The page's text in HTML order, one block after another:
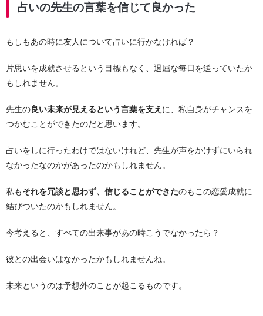
占いの先生の言葉を信じて良かった
もしもあの時に友人について占いに行かなければ？
片思いを成就させるという目標もなく、退屈な毎日を送っていたか
もしれません。
先生の良い未来が見えるという言葉を支え に、私自身がチャンスを
つかむことができたのだと思います。
占いをしに行ったわけではないけれど、先生が声をかけずにいられ
なかったなのかがあったのかもしれません。
私もそれを冗談と思わず、信じることができたのもこの恋愛成就に
結びついたのかもしれません。
今考えると、すべての出来事があの時こうでなかったら？
彼との出会いはなかったかもしれませんね。
未来というのは予想外のことが起こるものです。